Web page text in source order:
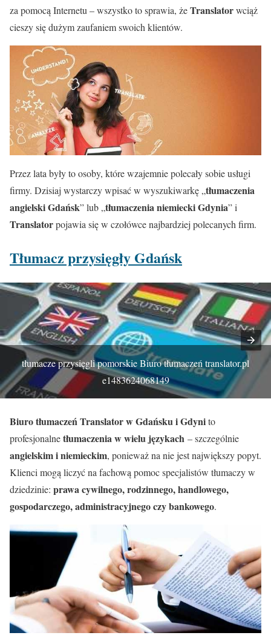
za pomocą Internetu – wszystko to sprawia, żeTranslatorwciąż
cieszy się dużym zaufaniem swoich klientów.
Przez lata były to osoby, które wzajemnie polecały sobie usługi
firmy. Dzisiaj wystarczy wpisać w wyszukiwarkę „tłumaczenia
angielski Gdańsk” lub „tłumaczenia niemiecki Gdynia” i
Translatorpojawia się w czołówce najbardziej polecanych firm.
Tłumacz przysięgły Gdańsk
tłumacze przysięgli pomorskie Biuro tłumaczeń translator.pl
e1483624068149
Biuro tłumaczeń Translator w Gdańsku i Gdynito
profesjonalnetłumaczenia w wielu językach – szczególnie
angielskim i niemieckim, ponieważ na nie jest największy popyt.
Klienci mogą liczyć na fachową pomoc specjalistów tłumaczy w
dziedzinie: prawa cywilnego, rodzinnego, handlowego,
gospodarczego, administracyjnego czy bankowego.